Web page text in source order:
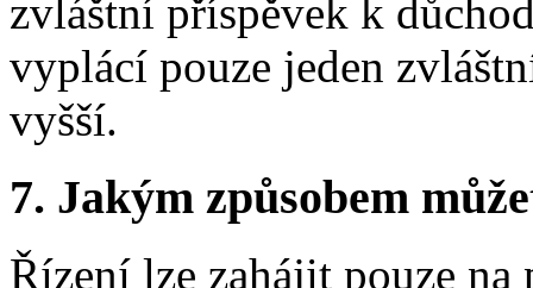
zvláštní příspěvek k
vyplácí pouze jeden
vyšší.
7. Jakým způsobem
Řízení lze zahájit pouze na